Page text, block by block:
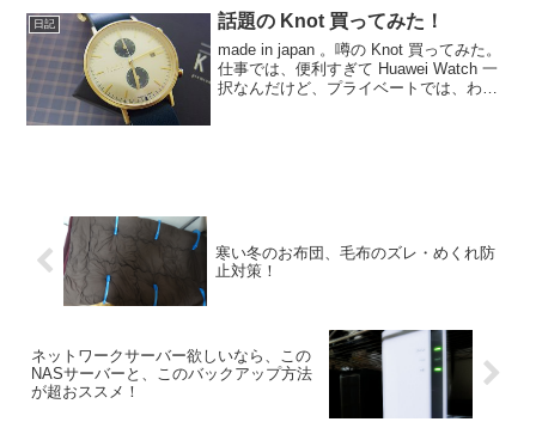
ールペン。そして、もうひとつ色が欲し
いときがあります。この多機能...
日記 話題の Knot 買ってみた！
made in japan 。噂の Knot 買ってみた。
仕事では、便利すぎて Huawei Watch 一
択なんだけど、プライベートでは、わざ
寒い冬のお布団、毛布のズレ・めくれ防
止対策！
ネットワークサーバー欲しいなら、この
NASサーバーと、このバックアップ方法
が超おススメ！